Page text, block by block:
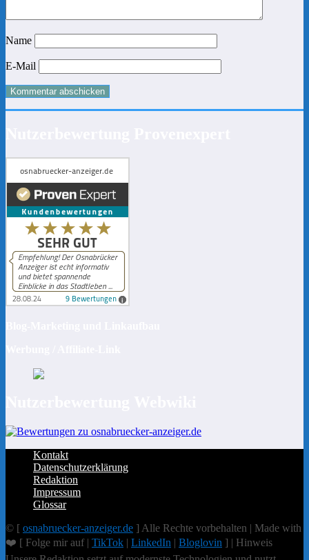
Name
E-Mail
Kontakt
Datenschutzerklärung
Redaktion
Impressum
Glossar
© [ osnabruecker-anzeiger.de ] Alle Rechte vorbehalten | Made with
❤️ [ Folge mir auf | TikTok | LinkedIn | Bloglovin ] | Hinweis